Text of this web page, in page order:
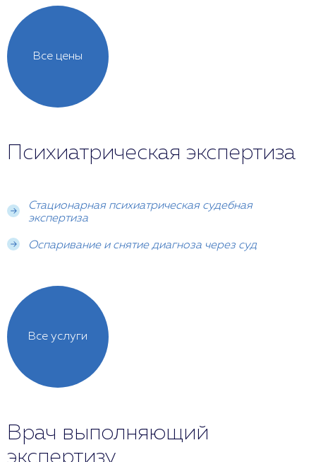
Все цены
Психиатрическая экспертиза
Стационарная психиатрическая судебная
экспертиза
Оспаривание и снятие диагноза через суд
Все услуги
Врач выполняющий
экспертизу